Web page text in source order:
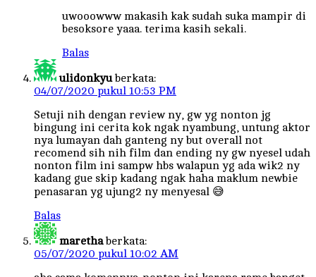
uwooowww makasih kak sudah suka mampir di
besoksore yaaa. terima kasih sekali.
Balas
ulidonkyu berkata:
04/07/2020 pukul 10:53 PM
Setuji nih dengan review ny, gw yg nonton jg
bingung ini cerita kok ngak nyambung, untung aktor
nya lumayan dah ganteng ny but overall not
recomend sih nih film dan ending ny gw nyesel udah
nonton film ini sampw hbs walapun yg ada wik2 ny
kadang gue skip kadang ngak haha maklum newbie
penasaran yg ujung2 ny menyesal 😅
Balas
maretha berkata:
05/07/2020 pukul 10:02 AM